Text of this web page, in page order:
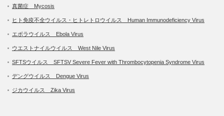
真菌症 Mycosis
ヒト免疫不全ウイルス・ヒトレトロウイルス Human Immunodeficiency Virus
エボラウイルス Ebola Virus
ウエストナイルウイルス West Nile Virus
SFTSウイルス SFTSV Severe Fever with Thrombocytopenia Syndrome Virus
デングウイルス Dengue Virus
ジカウイルス Zika Virus